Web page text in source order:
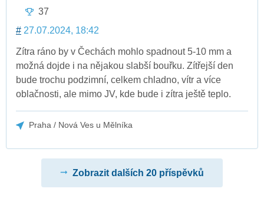
37
# 27.07.2024, 18:42
Zítra ráno by v Čechách mohlo spadnout 5-10 mm a
možná dojde i na nějakou slabší bouřku. Zítřejší den
bude trochu podzimní, celkem chladno, vítr a více
oblačnosti, ale mimo JV, kde bude i zítra ještě teplo.
Praha / Nová Ves u Mělníka
Zobrazit dalších 20 příspěvků